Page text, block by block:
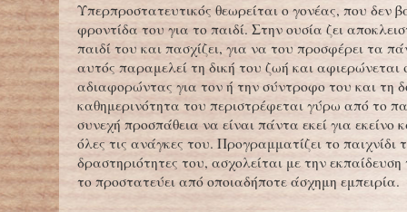
Υπερπροστατευτικός θεωρείται ο γονέας, που δεν
φροντίδα του για το παιδί. Στην ουσία ζει
παιδί του και πασχίζει, για να του προσφέρει τα
αυτός παραμελεί τη δική του ζωή και αφιερώνεται
αδιαφορώντας για τον ή την σύντροφο του και τη
καθημερινότητα του περιστρέφεται γύρω από το
συνεχή προσπάθεια να είναι πάντα εκεί για εκείνο
όλες τις ανάγκες του. Προγραμματίζει το παιχνίδι
δραστηριότητες του, ασχολείται με την
το προστατεύει από οποιαδήποτε άσχημη εμπειρία.